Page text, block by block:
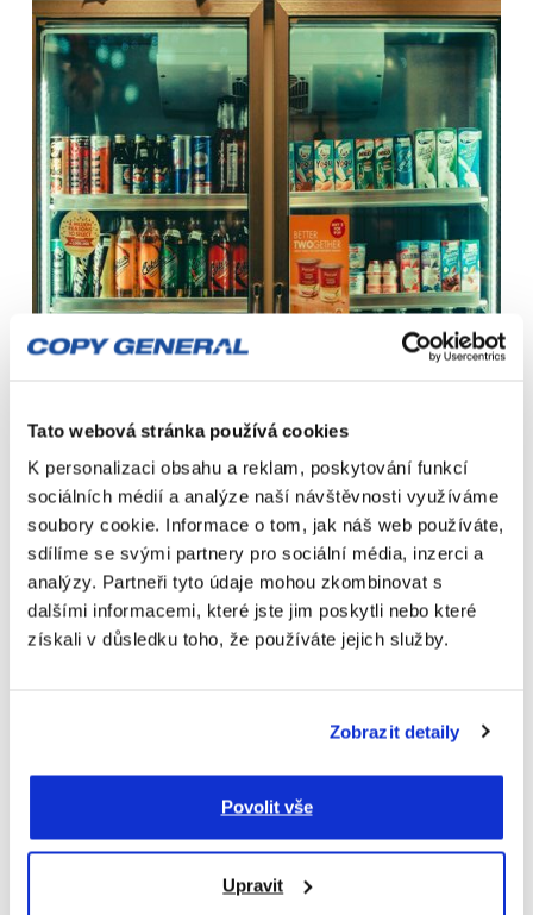
Tato webová stránka používá cookies
K personalizaci obsahu a reklam, poskytování funkcí
sociálních médií a analýze naší návštěvnosti využíváme
soubory cookie. Informace o tom, jak náš web používáte,
sdílíme se svými partnery pro sociální média, inzerci a
analýzy. Partneři tyto údaje mohou zkombinovat s
dalšími informacemi, které jste jim poskytli nebo které
získali v důsledku toho, že používáte jejich služby.
Zobrazit detaily
Povolit vše
Upravit